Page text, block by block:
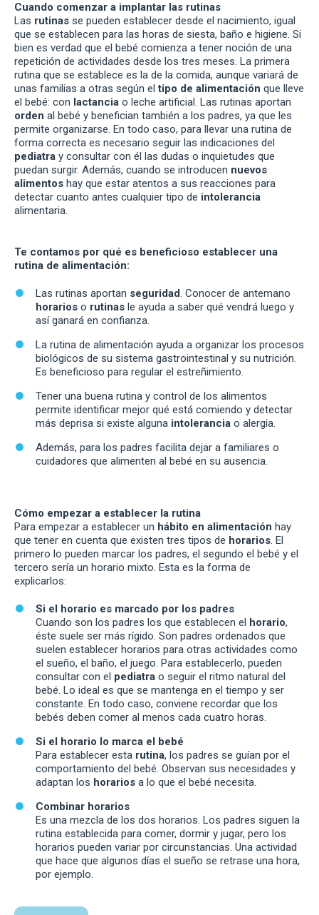
Cuando comenzar a implantar las rutinas
Las rutinas se pueden establecer desde el nacimiento, igual
que se establecen para las horas de siesta, baño e higiene. Si
bien es verdad que el bebé comienza a tener noción de una
repetición de actividades desde los tres meses. La primera
rutina que se establece es la de la comida, aunque variará de
unas familias a otras según eltipo de alimentación que lleve
el bebé: con lactancia o leche artificial. Las rutinas aportan
orden al bebé y benefician también a los padres, ya que les
permite organizarse. En todo caso, para llevar una rutina de
forma correcta es necesario seguir las indicaciones del
pediatra y consultar con él las dudas o inquietudes que
puedan surgir. Además, cuando se introducen nuevos
alimentos hay que estar atentos a sus reacciones para
detectar cuanto antes cualquier tipo de intolerancia
alimentaria.
Te contamos por qué es beneficioso establecer una
rutina de alimentación:
Las rutinas aportan seguridad. Conocer de antemano
horarios o rutinas le ayuda a saber qué vendrá luego y
así ganará en confianza.
La rutina de alimentación ayuda a organizar los procesos
biológicos de su sistema gastrointestinal y su nutrición.
Es beneficioso para regular el estreñimiento.
Tener una buena rutina y control de los alimentos
permite identificar mejor qué está comiendo y detectar
más deprisa si existe alguna intolerancia o alergia.
Además, para los padres facilita dejar a familiares o
cuidadores que alimenten al bebé en su ausencia.
Cómo empezar a establecer la rutina
Para empezar a establecer un hábito en alimentación hay
que tener en cuenta que existen tres tipos de horarios. El
primero lo pueden marcar los padres, el segundo el bebé y el
tercero sería un horario mixto. Esta es la forma de
explicarlos:
Si el horario es marcado por los padres
Cuando son los padres los que establecen el horario,
éste suele ser más rígido. Son padres ordenados que
suelen establecer horarios para otras actividades como
el sueño, el baño, el juego. Para establecerlo, pueden
consultar con el pediatra o seguir el ritmo natural del
bebé. Lo ideal es que se mantenga en el tiempo y ser
constante. En todo caso, conviene recordar que los
bebés deben comer al menos cada cuatro horas.
Si el horario lo marca el bebé
Para establecer esta rutina, los padres se guían por el
comportamiento del bebé. Observan sus necesidades y
adaptan los horarios a lo que el bebé necesita.
Combinar horarios
Es una mezcla de los dos horarios. Los padres siguen la
rutina establecida para comer, dormir y jugar, pero los
horarios pueden variar por circunstancias. Una actividad
que hace que algunos días el sueño se retrase una hora,
por ejemplo.